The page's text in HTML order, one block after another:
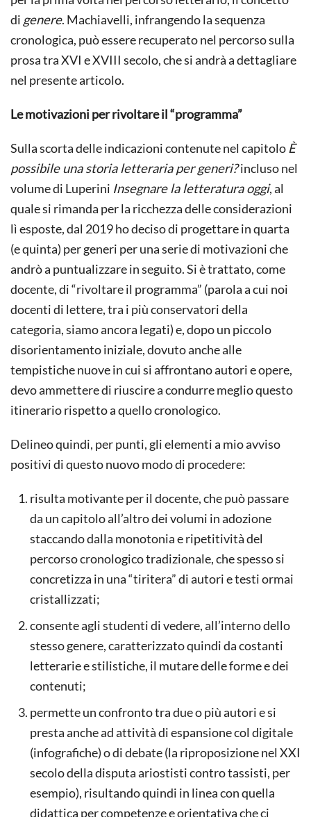
di genere. Machiavelli, infrangendo la sequenza
cronologica, può essere recuperato nel percorso sulla
prosa tra XVI e XVIII secolo, che si andrà a dettagliare
nel presente articolo.
Le motivazioni per rivoltare il “programma”
Sulla scorta delle indicazioni contenute nel capitolo È
possibile una storia letteraria per generi?incluso nel
volume di Luperini Insegnare la letteratura oggi, al
quale si rimanda per la ricchezza delle considerazioni
lì esposte, dal 2019 ho deciso di progettare in quarta
(e quinta) per generi per una serie di motivazioni che
andrò a puntualizzare in seguito. Si è trattato, come
docente, di “rivoltare il programma” (parola a cui noi
docenti di lettere, tra i più conservatori della
categoria, siamo ancora legati) e, dopo un piccolo
disorientamento iniziale, dovuto anche alle
tempistiche nuove in cui si affrontano autori e opere,
devo ammettere di riuscire a condurre meglio questo
itinerario rispetto a quello cronologico.
Delineo quindi, per punti, gli elementi a mio avviso
positivi di questo nuovo modo di procedere:
risulta motivante per il docente, che può passare
da un capitolo all’altro dei volumi in adozione
staccando dalla monotonia e ripetitività del
percorso cronologico tradizionale, che spesso si
concretizza in una “tiritera” di autori e testi ormai
cristallizzati;
consente agli studenti di vedere, all’interno dello
stesso genere, caratterizzato quindi da costanti
letterarie e stilistiche, il mutare delle forme e dei
contenuti;
permette un confronto tra due o più autori e si
presta anche ad attività di espansione col digitale
(infografiche) o di debate (la riproposizione nel XXI
secolo della disputa ariostisti contro tassisti, per
esempio), risultando quindi in linea con quella
didattica per competenze e orientativa che ci